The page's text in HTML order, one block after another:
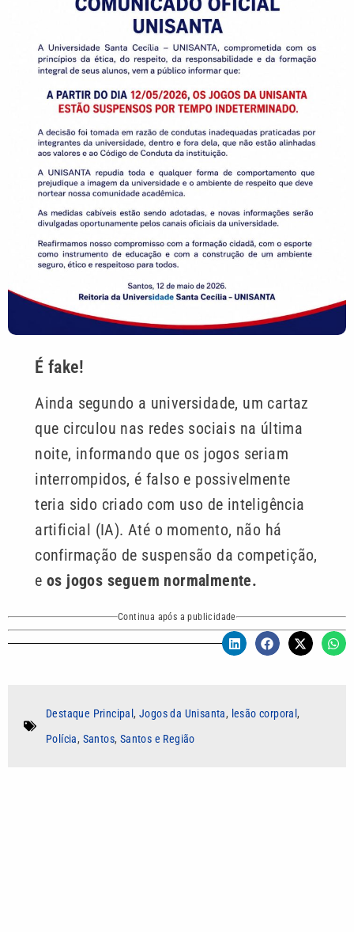
É fake!
Ainda segundo a universidade, um cartaz
que circulou nas redes sociais na última
noite, informando que os jogos seriam
interrompidos, é falso e possivelmente
teria sido criado com uso de inteligência
artificial (IA). Até o momento, não há
confirmação de suspensão da competição,
eos jogos seguem normalmente.
Continua após a publicidade
Destaque Principal ,Jogos da Unisanta, lesão corporal ,
Polícia, Santos, Santos e Região